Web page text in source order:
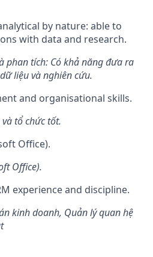
by nature: able to
with data and research.
phan tích: Có khả năng đưa ra
liệu và nghiên cứu.
and organisational skills.
tổ chức tốt.
Office).
Office).
experience and discipline.
kinh doanh, Quản lý quan hệ